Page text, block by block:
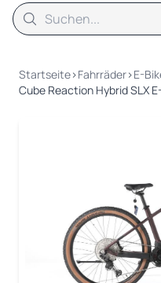
Suche
Startseite›Fahrräder›E-
Cube Reaction Hybrid SLX